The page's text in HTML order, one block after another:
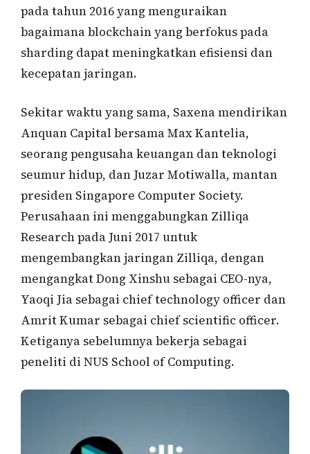
pada tahun 2016 yang menguraikan
bagaimana blockchain yang berfokus pada
sharding dapat meningkatkan efisiensi dan
kecepatan jaringan.
Sekitar waktu yang sama, Saxena mendirikan
Anquan Capital bersama Max Kantelia,
seorang pengusaha keuangan dan teknologi
seumur hidup, dan Juzar Motiwalla, mantan
presiden Singapore Computer Society.
Perusahaan ini menggabungkan Zilliqa
Research pada Juni 2017 untuk
mengembangkan jaringan Zilliqa, dengan
mengangkat Dong Xinshu sebagai CEO-nya,
Yaoqi Jia sebagai chief technology officer dan
Amrit Kumar sebagai chief scientific officer.
Ketiganya sebelumnya bekerja sebagai
peneliti di NUS School of Computing.